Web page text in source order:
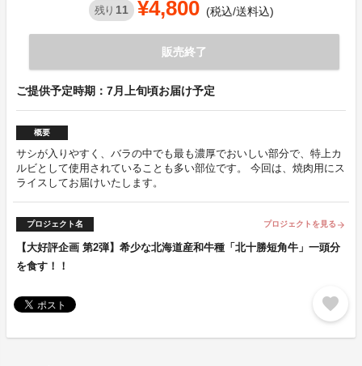
残り 11 ¥4,800 (税込/送料込)
販売終了
ご提供予定時期：7月上旬頃お届け予定
概要
サシが入りやすく、バラの中でも最も濃厚でおいしい部分で、特上カ
ルビとして使用されていることも多い部位です。 今回は、焼肉用にス
ライスしてお届けいたします。
プロジェクト名 プロジェクトを見る arrow_forward
【大好評企画 第2弾】希少な北海道産和牛種「北十勝短角牛」一頭分
を食す！！
favorite